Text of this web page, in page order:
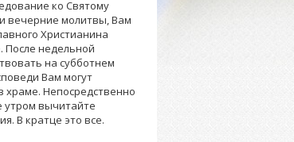
ко Святому
вечерние молитвы, Вам
Христианина
недельной
на субботнем
Вам могут
храме. Непосредственно
утром вычитайте
В кратце это все.